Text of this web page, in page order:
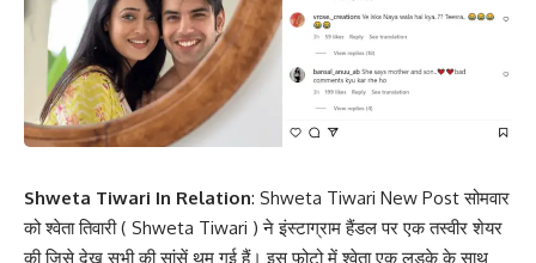
Shweta Tiwari In Relation: Shweta Tiwari New Post सोमवार
को श्वेता तिवारी ( Shweta Tiwari ) ने इंस्टाग्राम हैंडल पर एक तस्वीर शेयर
की जिसे देख सभी की सांसें थम गई हैं। इस फोटो में श्वेता एक लड़के के साथ